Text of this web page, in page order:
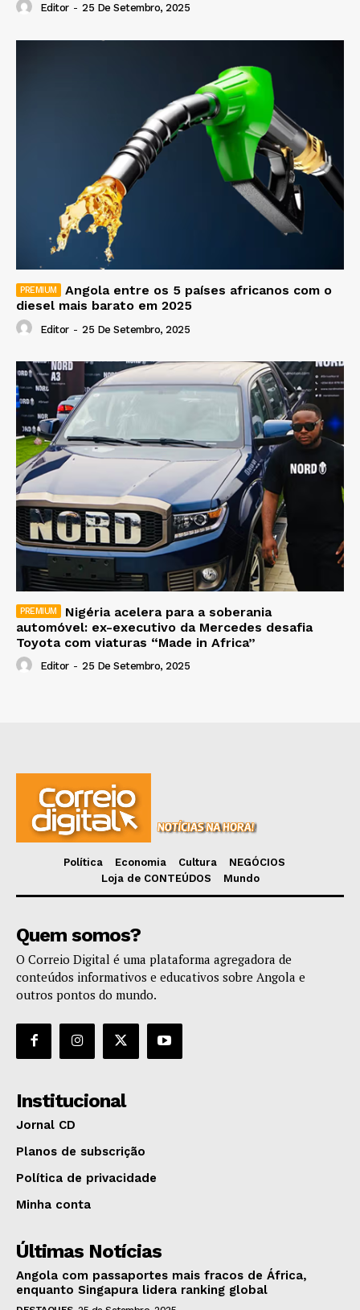
Editor - 25 De Setembro, 2025
Angola entre os 5 países africanos com o
diesel mais barato em 2025
Editor - 25 De Setembro, 2025
Nigéria acelera para a soberania
automóvel: ex-executivo da Mercedes desafia
Toyota com viaturas “Made in Africa”
Editor - 25 De Setembro, 2025
Política Economia Cultura
NEGÓCIOS
Loja de CONTEÚDOS
Mundo
Quem somos?
O Correio Digital é uma plataforma agregadora de
conteúdos informativos e educativos sobre Angola e
outros pontos do mundo.
Institucional
Jornal CD
Planos de subscrição
Política de privacidade
Minha conta
Últimas Notícias
Angola com passaportes mais fracos de África,
enquanto Singapura lidera ranking global